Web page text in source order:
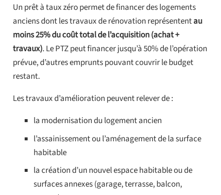
Un prêt à taux zéro permet de financer des logements
anciens dont les travaux de rénovation représententau
moins 25% du coût total de l’acquisition (achat +
travaux). Le PTZ peut financer jusqu’à 50% de l’opération
prévue, d’autres emprunts pouvant couvrir le budget
restant.
Les travaux d’amélioration peuvent relever de :
la modernisation du logement ancien
l’assainissement ou l’aménagement de la surface
habitable
la création d’un nouvel espace habitable ou de
surfaces annexes (garage, terrasse, balcon,